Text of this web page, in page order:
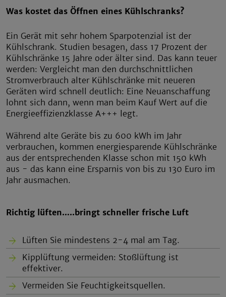
Was kostet das Öffnen eines Kühlschranks?
Ein Gerät mit sehr hohem Sparpotenzial ist der
Kühlschrank. Studien besagen, dass 17 Prozent der
Kühlschränke 15 Jahre oder älter sind. Das kann teuer
werden: Vergleicht man den durchschnittlichen
Stromverbrauch alter Kühlschränke mit neueren
Geräten wird schnell deutlich: Eine Neuanschaffung
lohnt sich dann, wenn man beim Kauf Wert auf die
Energieeffizienzklasse A+++ legt.
Während alte Geräte bis zu 600 kWh im Jahr
verbrauchen, kommen energiesparende Kühlschränke
aus der entsprechenden Klasse schon mit 150 kWh
aus - das kann eine Ersparnis von bis zu 130 Euro im
Jahr ausmachen.
Richtig lüften…..bringt schneller frische Luft
Lüften Sie mindestens 2-4 mal am Tag.
Kipplüftung vermeiden: Stoßlüftung ist
effektiver.
Vermeiden Sie Feuchtigkeitsquellen.